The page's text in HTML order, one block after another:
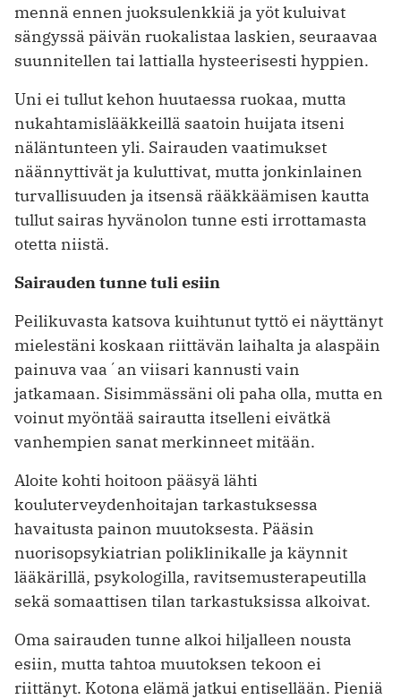
mennä ennen juoksulenkkiä ja yöt kuluivat
sängyssä päivän ruokalistaa laskien, seuraavaa
suunnitellen tai lattialla hysteerisesti hyppien.
Uni ei tullut kehon huutaessa ruokaa, mutta
nukahtamislääkkeillä saatoin huijata itseni
näläntunteen yli. Sairauden vaatimukset
näännyttivät ja kuluttivat, mutta jonkinlainen
turvallisuuden ja itsensä rääkkäämisen kautta
tullut sairas hyvänolon tunne esti irrottamasta
otetta niistä.
Sairauden tunne tuli esiin
Peilikuvasta katsova kuihtunut tyttö ei näyttänyt
mielestäni koskaan riittävän laihalta ja alaspäin
painuva vaa´an viisari kannusti vain
jatkamaan. Sisimmässäni oli paha olla, mutta en
voinut myöntää sairautta itselleni eivätkä
vanhempien sanat merkinneet mitään.
Aloite kohti hoitoon pääsyä lähti
kouluterveydenhoitajan tarkastuksessa
havaitusta painon muutoksesta. Pääsin
nuorisopsykiatrian poliklinikalle ja käynnit
lääkärillä, psykologilla, ravitsemusterapeutilla
sekä somaattisen tilan tarkastuksissa alkoivat.
Oma sairauden tunne alkoi hiljalleen nousta
esiin, mutta tahtoa muutoksen tekoon ei
riittänyt. Kotona elämä jatkui entisellään. Pieniä